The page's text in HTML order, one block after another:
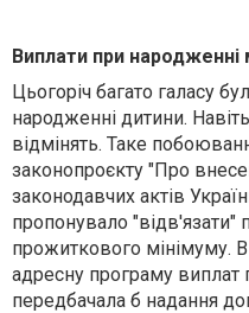
Виплати при народженні
Цьогоріч багато галасу
народженні дитини.
відмінять. Таке
законопроєкту "Про
законодавчих актів
пропонувало "відв'язати"
прожиткового мінімуму.
адресну програму виплат
передбачала б надання